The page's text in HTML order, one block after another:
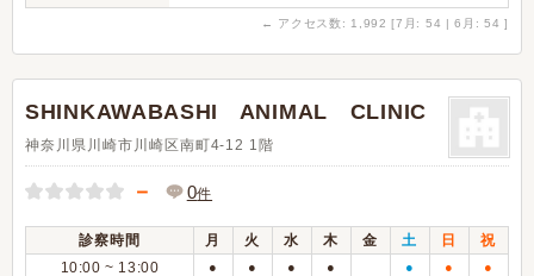
← アクセス数: 1,992 [7月: 54 | 6月: 54 ]
SHINKAWABASHI ANIMAL CLINIC
神奈川県川崎市川崎区南町4-12 1階
－ 0件
診察時間 月 火 水 木 金 土 日
祝
10:00 ~ 13:00
● ● ● ● ● ● ●